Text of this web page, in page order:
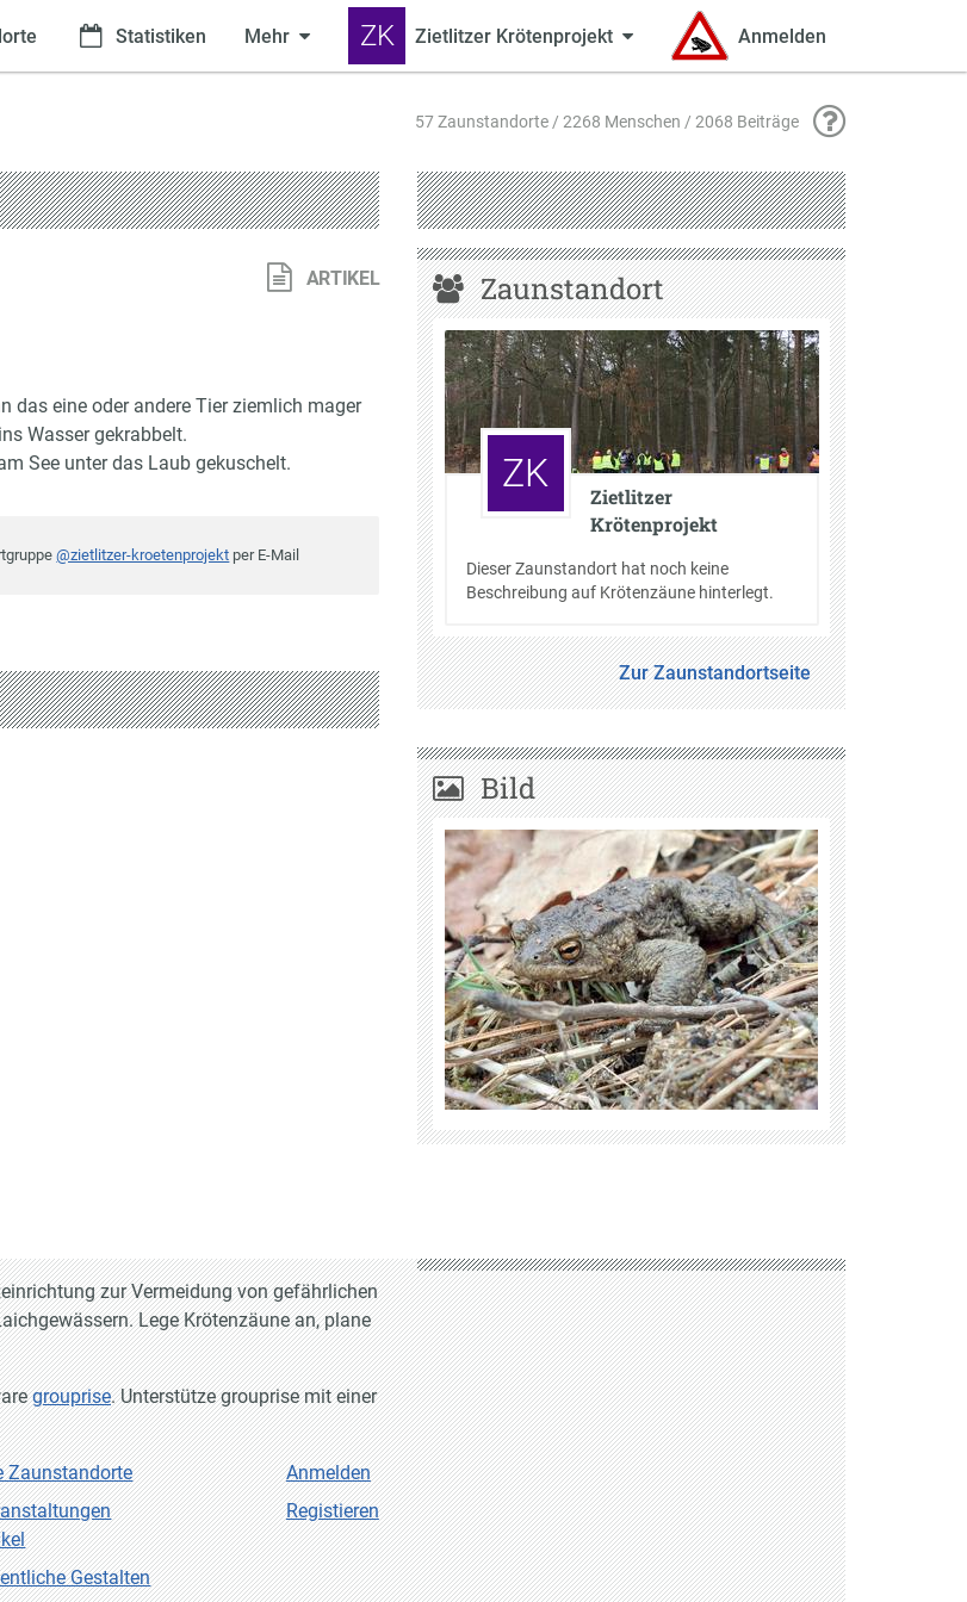
Statistiken Mehr ZK Zietlitzer Krötenprojekt Anmelden
57 Zaunstandorte / 2268 Menschen / 2068 Beiträge
ARTIKEL
das eine oder andere Tier ziemlich mager
Wasser gekrabbelt.
See unter das Laub gekuschelt.
@zietlitzer-kroetenprojekt per E-Mail
Zaunstandort
ZK
Zietlitzer
Krötenprojekt
Dieser Zaunstandort hat noch keine
Beschreibung auf Krötenzäune hinterlegt.
Zur Zaunstandortseite
Bild
zur Vermeidung von gefährlichen
Lege Krötenzäune an, plane
grouprise. Unterstütze grouprise mit einer
Zaunstandorte
Gestalten
Anmelden
Registieren